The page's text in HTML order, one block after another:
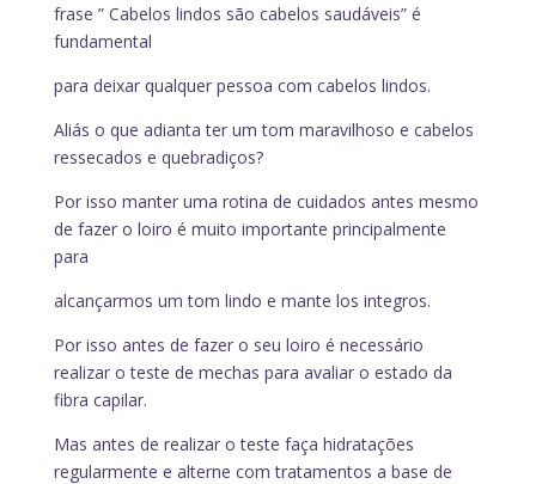
frase ” Cabelos lindos são cabelos saudáveis” é
fundamental
para deixar qualquer pessoa com cabelos lindos.
Aliás o que adianta ter um tom maravilhoso e cabelos
ressecados e quebradiços?
Por isso manter uma rotina de cuidados antes mesmo
de fazer o loiro é muito importante principalmente
para
alcançarmos um tom lindo e mante los integros.
Por isso antes de fazer o seu loiro é necessário
realizar o teste de mechas para avaliar o estado da
fibra capilar.
Mas antes de realizar o teste faça hidratações
regularmente e alterne com tratamentos a base de